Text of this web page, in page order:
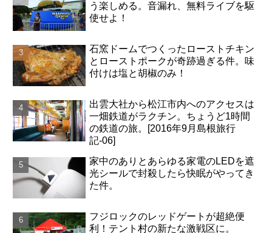
う楽しめる。音漏れ、無料ライブを駆
使せよ！
石窯ドームでつくったローストチキン
とローストポークが奇跡過ぎる件。味
付けは塩と胡椒のみ！
出雲大社から松江市内へのアクセスは
一畑鉄道がラクチン。ちょうど1時間
の鉄道の旅。[2016年9月島根旅行
記-06]
家中のありとあらゆる家電のLEDを遮
光シールで封殺したら快眠がやってき
た件。
フジロックのレッドゲートが超絶便
利！テント村の新たな激戦区に。